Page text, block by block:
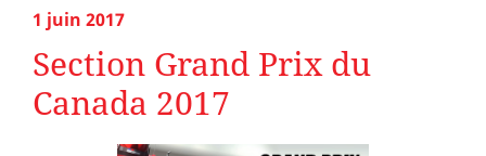
1 juin 2017
Section Grand Prix du
Canada 2017